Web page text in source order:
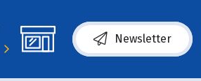
Newsletter